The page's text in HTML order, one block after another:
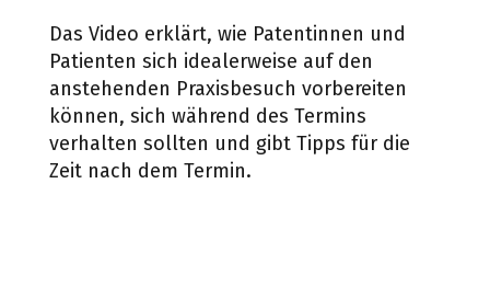
Das Video erklärt, wie Patentinnen und
Patienten sich idealerweise auf den
anstehenden Praxisbesuch vorbereiten
können, sich während des Termins
verhalten sollten und gibt Tipps für die
Zeit nach dem Termin.